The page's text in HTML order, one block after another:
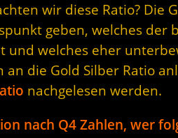
wir diese Ratio? Die
geben, welches der
und welches eher
an die Gold Silber Ratio
nachgelesen werden.
nach Q4 Zahlen, wer